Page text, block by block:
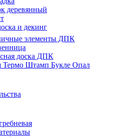
деревянный
и декинг
элементы ДПК
доска ДПК